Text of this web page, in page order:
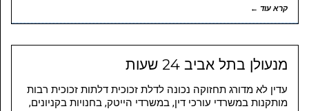
קרא עוד ←
מנעולן בתל אביב 24 שעות
עדין לא מדורג תחזוקה נכונה לדלת זכוכית דלתות זכוכית רבות
מותקנות במשרדי עורכי דין, במשרדי הייטק, בחנויות בקניונים,